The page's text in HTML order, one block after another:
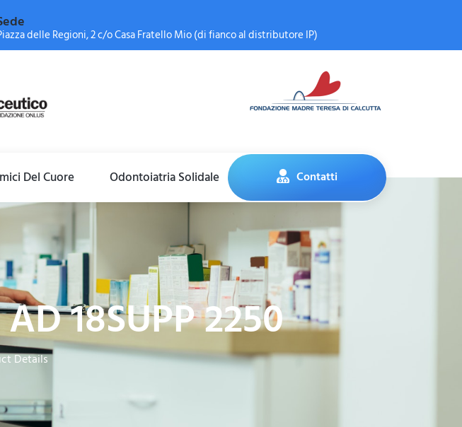
delle Regioni, 2 c/o Casa Fratello Mio (di fianco al distributore IP)
Del Cuore Odontoiatria Solidale Contatti
18SUPP 2250
Details